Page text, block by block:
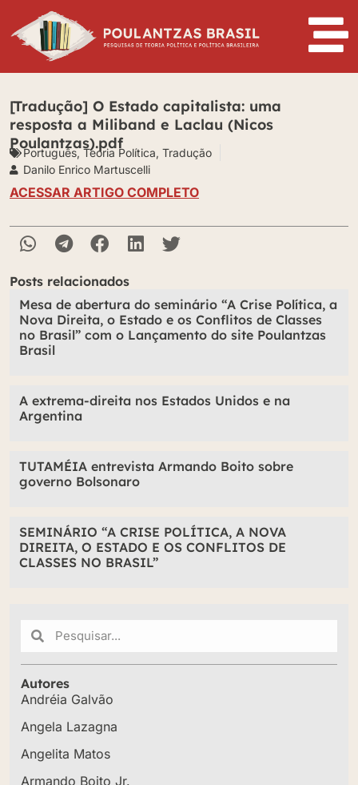
[Tradução] O Estado capitalista: uma
resposta a Miliband e Laclau (Nicos
Poulantzas).pdf
Português,Teoria Política, Tradução
Danilo Enrico Martuscelli
ACESSAR ARTIGO COMPLETO
Posts relacionados
Mesa de abertura do seminário “A Crise Política, a
Nova Direita, o Estado e os Conflitos de Classes
no Brasil” com o Lançamento do site Poulantzas
Brasil
A extrema-direita nos Estados Unidos e na
Argentina
TUTAMÉIA entrevista Armando Boito sobre
governo Bolsonaro
SEMINÁRIO “A CRISE POLÍTICA, A NOVA
DIREITA, O ESTADO E OS CONFLITOS DE
CLASSES NO BRASIL”
Autores
Andréia Galvão
Angela Lazagna
Angelita Matos
Armando Boito Jr.